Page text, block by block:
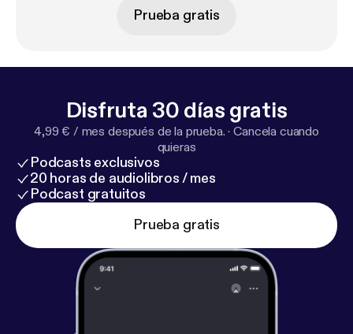
Prueba gratis
Disfruta 30 días gratis
4,99 € / mes después de la prueba. ·Cancela cuando
quieras
Podcasts exclusivos
20 horas de audiolibros / mes
Podcast gratuitos
Prueba gratis